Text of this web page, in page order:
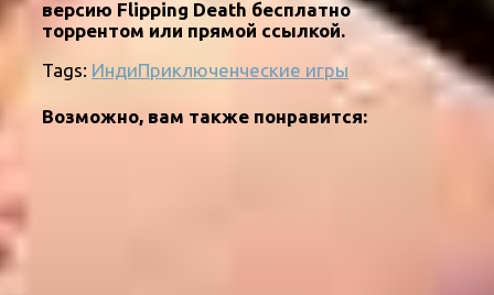
версию Flipping Death бесплатно
торрентом или прямой ссылкой.
Tags: ИндиПриключенческие игры
Возможно, вам также понравится: